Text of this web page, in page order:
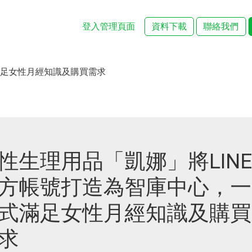
登入管理頁面 資料下載 聯絡我們
女性月經知識及購買需求
生理用品「凱娜」將LINE
帳號打造為智庫中心，一
滿足女性月經知識及購買